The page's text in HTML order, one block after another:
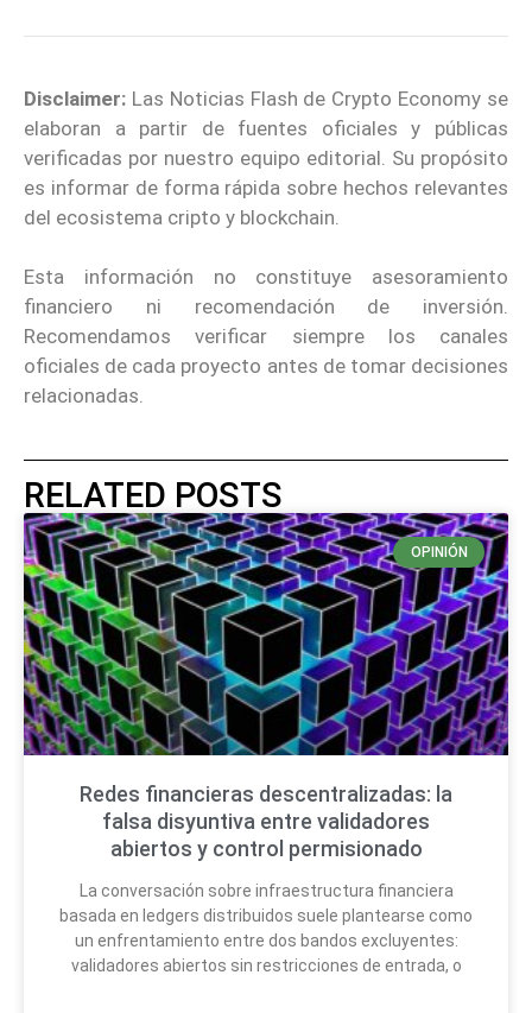
Disclaimer: Las Noticias Flash de Crypto Economy se
elaboran a partir de fuentes oficiales y públicas
verificadas por nuestro equipo editorial. Su propósito
es informar de forma rápida sobre hechos relevantes
del ecosistema cripto y blockchain.
Esta información no constituye asesoramiento
financiero ni recomendación de inversión.
Recomendamos verificar siempre los canales
oficiales de cada proyecto antes de tomar decisiones
relacionadas.
RELATED POSTS
OPINIÓN
Redes financieras descentralizadas: la
falsa disyuntiva entre validadores
abiertos y control permisionado
La conversación sobre infraestructura financiera
basada en ledgers distribuidos suele plantearse como
un enfrentamiento entre dos bandos excluyentes:
validadores abiertos sin restricciones de entrada, o